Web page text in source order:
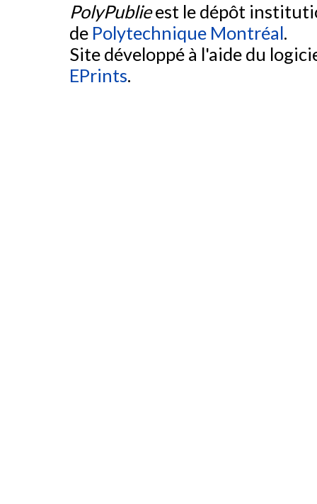
PolyPublieest le dépôt
de Polytechnique Montréal.
Site développé à l'aide du
EPrints.